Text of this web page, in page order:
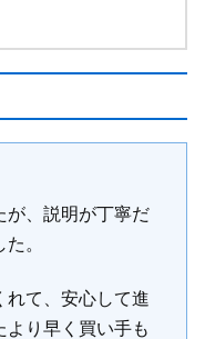
が、説明が丁寧だ
。
れて、安心して進
より早く買い手も